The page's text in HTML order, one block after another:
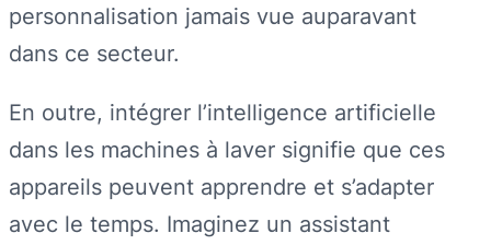
personnalisation jamais vue auparavant
dans ce secteur.
En outre, intégrer l’intelligence artificielle
dans les machines à laver signifie que ces
appareils peuvent apprendre et s’adapter
avec le temps. Imaginez un assistant